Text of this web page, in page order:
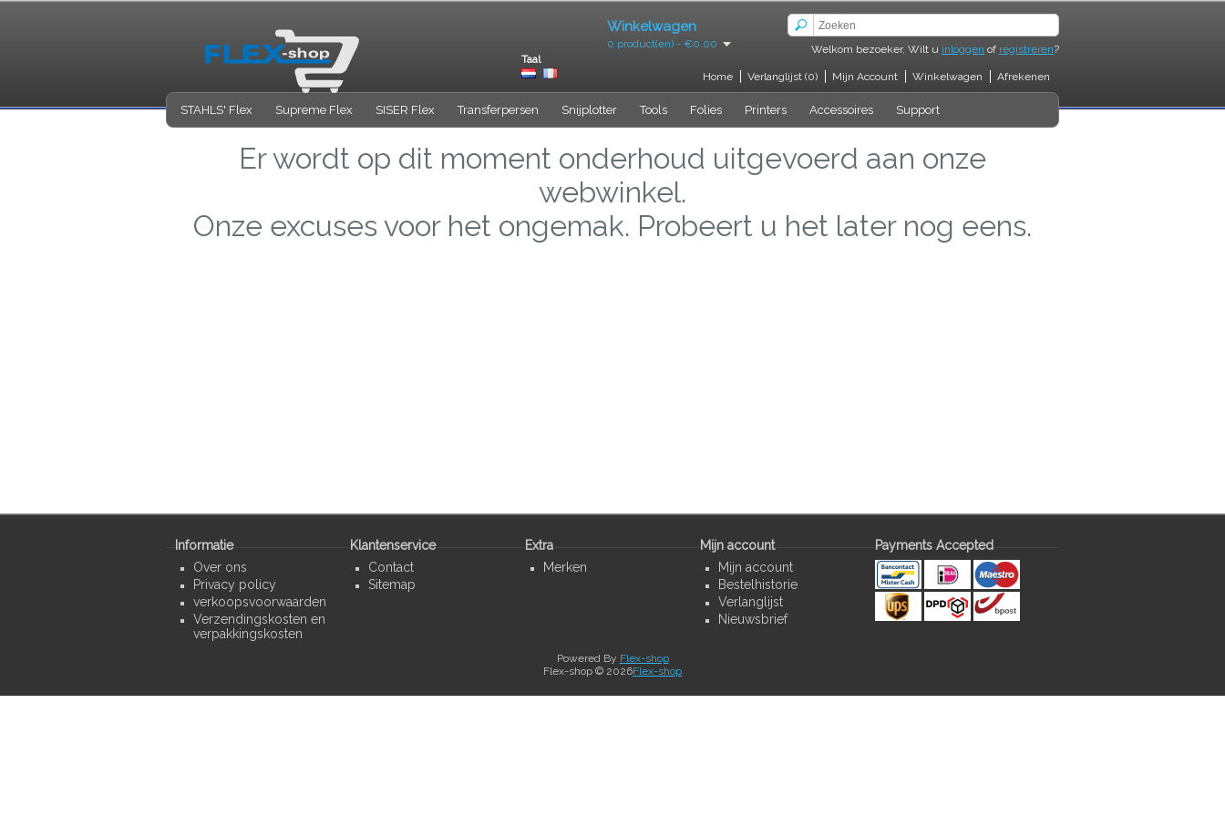
Taal
Winkelwagen
0 product(en) - €0,00 Welkom bezoeker, Wilt u inloggen of registreren?
Home Verlanglijst (0) Mijn Account Winkelwagen Afrekenen
STAHLS' Flex Supreme Flex SISER Flex Transferpersen Snijplotter Tools Folies Printers Accessoires Support
Er wordt op dit moment onderhoud uitgevoerd aan onze
webwinkel.
Onze excuses voor het ongemak. Probeert u het later nog eens.
Informatie
Over ons
Privacy policy
verkoopsvoorwaarden
Verzendingskosten en
verpakkingskosten
Klantenservice
Contact
Sitemap
Extra
Merken
Mijn account
Mijn account
Bestelhistorie
Verlanglijst
Nieuwsbrief
Payments Accepted
Powered By Flex-shop
Flex-shop © 2026Flex-shop